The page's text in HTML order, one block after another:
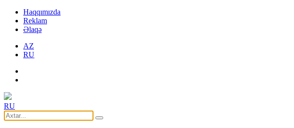
Haqqımızda
Reklam
Əlaqə
AZ
RU
RU